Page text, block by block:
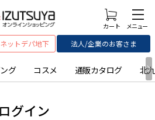
ネットデパ地下 法人/企業のお客さま
グ コスメ 通販カタログ 北
ログイン